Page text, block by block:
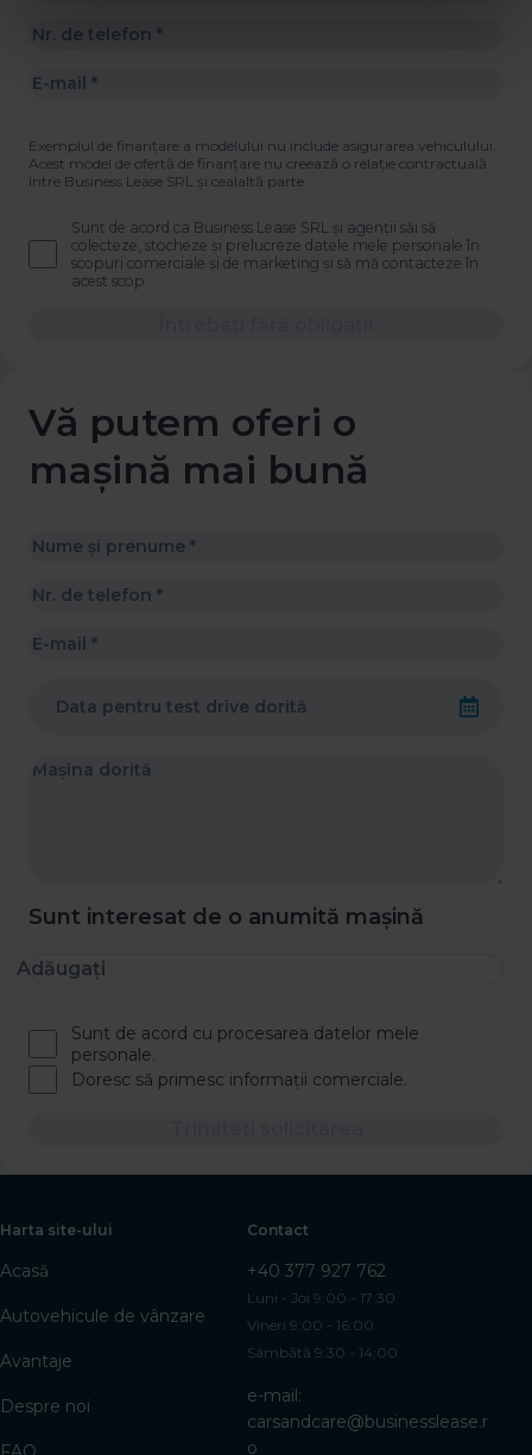
Exemplul de finanțare a modelului nu include asigurarea vehiculului.
Acest model de ofertă de finanțare nu creează o relație contractuală
între Business Lease SRL și cealaltă parte.
Sunt de acord ca Business Lease SRL și agenții săi să
colecteze, stocheze și prelucreze datele mele personale în
scopuri comerciale și de marketing și să mă contacteze în
acest scop.
Vă putem oferi o
mașină mai bună
Sunt interesat de o anumită mașină
Adăugați
Sunt de acord cu procesarea datelor mele
personale.
Doresc să primesc informații comerciale.
Harta site-ului
Acasă
Autovehicule de vânzare
Avantaje
Despre noi
Contact
+40 377 927 762
Luni - Joi 9:00 - 17:30
Vineri 9:00 - 16:00
Sâmbătă 9:30 - 14:00
e-mail:
carsandcare@businesslease.r
o